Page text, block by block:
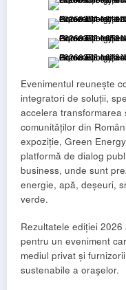
Evenimentul reunește
integratori de soluții,
accelera
comunităților din
expoziție, Green
platformă de dialog
business, unde sunt
energie, apă, deșeuri,
verde.
Rezultatele ediției
pentru un eveniment
mediul privat și
sustenabile a oraşelor.